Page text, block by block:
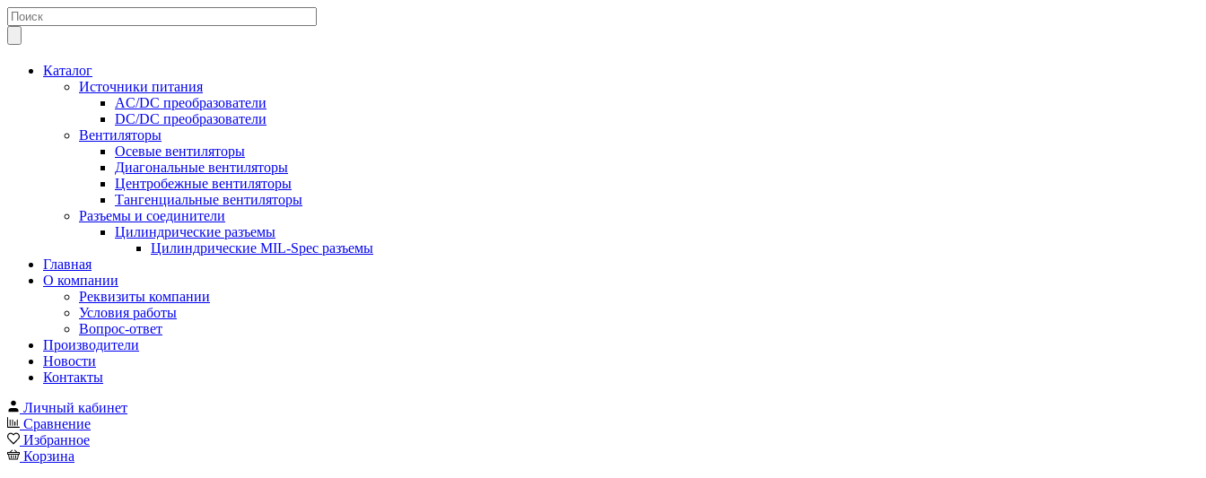
Каталог
Источники питания
AC/DC преобразователи
DC/DC преобразователи
Вентиляторы
Осевые вентиляторы
Диагональные вентиляторы
Центробежные вентиляторы
Тангенциальные вентиляторы
Разъемы и соединители
Цилиндрические разъемы
Цилиндрические MIL-Spec разъемы
Главная
О компании
Реквизиты компании
Условия работы
Вопрос-ответ
Производители
Новости
Контакты
Личный кабинет
Сравнение
Избранное
Корзина